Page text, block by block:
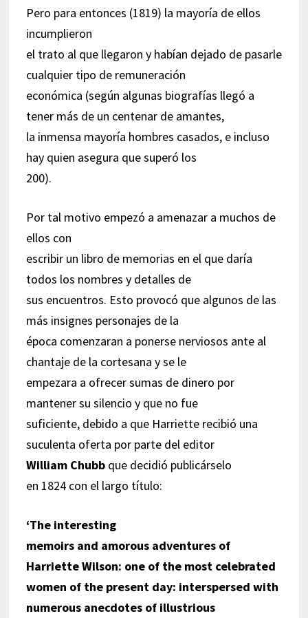
Pero para entonces (1819) la mayoría de ellos
incumplieron
el trato al que llegaron y habían dejado de pasarle
cualquier tipo de remuneración
económica (según algunas biografías llegó a
tener más de un centenar de amantes,
la inmensa mayoría hombres casados, e incluso
hay quien asegura que superó los
200).
Por tal motivo empezó a amenazar a muchos de
ellos con
escribir un libro de memorias en el que daría
todos los nombres y detalles de
sus encuentros. Esto provocó que algunos de las
más insignes personajes de la
época comenzaran a ponerse nerviosos ante al
chantaje de la cortesana y se le
empezara a ofrecer sumas de dinero por
mantener su silencio y que no fue
suficiente, debido a que Harriette recibió una
suculenta oferta por parte del editor
William Chubb que decidió publicárselo
en 1824 con el largo título:
‘The interesting
memoirs and amorous adventures of
Harriette Wilson: one of the most celebrated
women of the present day: interspersed with
numerous anecdotes of illustrious